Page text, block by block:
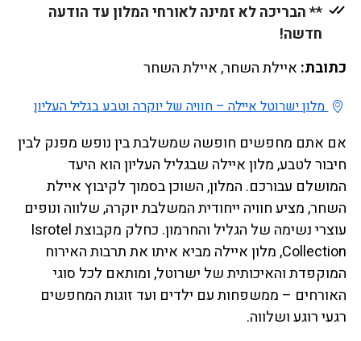
** הבריכה לא זמינה לאורחי המלון עד הודעה
חדשה!
כתובת: איילת השחר, איילת השחר
מלון ישרוטל איילה – חוויה של יוקרה וטבע בגליל העליון
אם אתם מחפשים חופשה שמשלבת בין נופש מפנק לבין
חיבור לטבע, מלון איילה שבגליל העליון הוא היעד
המושלם עבורכם. המלון, השוכן בסמוך לקיבוץ איילת
השחר, מציע חוויה ייחודית המשלבת יוקרה, שלווה ונופים
עוצרי נשימה של הגליל והחרמון. כחלק מקבוצת Isrotel
Collection, מלון איילה מביא איתו את תרבות האירוח
המוקפדת והאיכותית של ישרוטל, ומותאם לכל סוגי
האורחים – ממשפחות עם ילדים ועד זוגות המחפשים
רגעי רוגע ושלווה.